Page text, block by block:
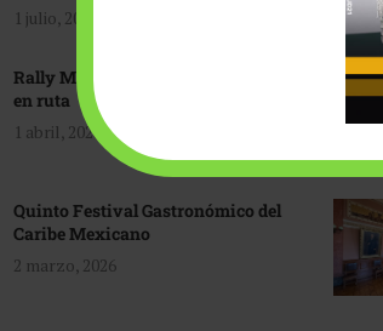
1 julio, 2026
Rally Maya: Herencia automotriz
en ruta
1 abril, 2026
Quinto Festival Gastronómico del
Caribe Mexicano
2 marzo, 2026